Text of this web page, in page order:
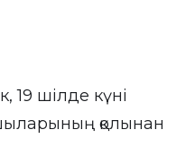
19 шілде күні
қолынан